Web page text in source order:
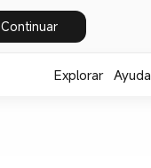
Continuar
Explorar Ayuda